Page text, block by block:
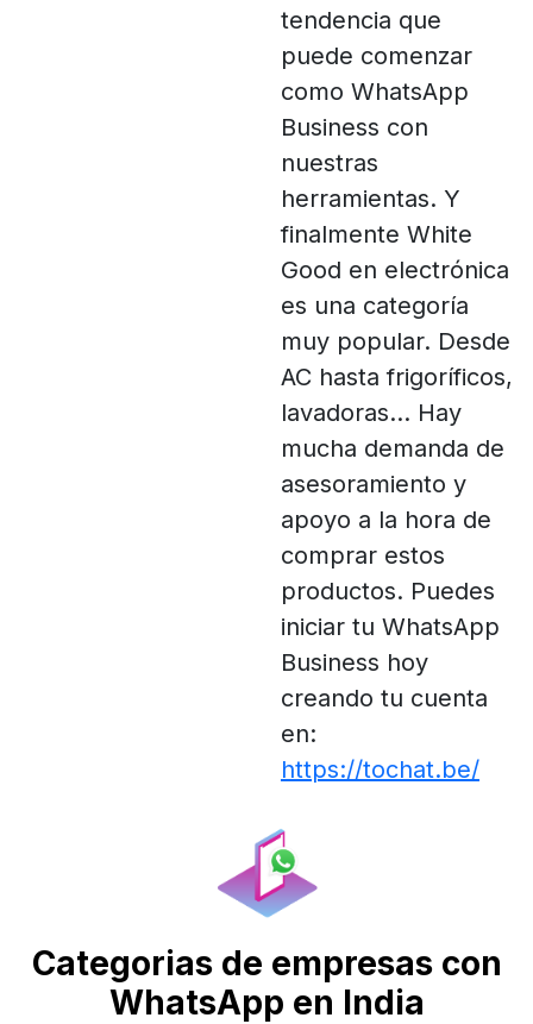
tendencia que
puede comenzar
como WhatsApp
Business con
nuestras
herramientas. Y
finalmente White
Good en electrónica
es una categoría
muy popular. Desde
AC hasta frigoríficos,
lavadoras... Hay
mucha demanda de
asesoramiento y
apoyo a la hora de
comprar estos
productos. Puedes
iniciar tu WhatsApp
Business hoy
creando tu cuenta
en:
https://tochat.be/
Categorias de empresas con
WhatsApp en India